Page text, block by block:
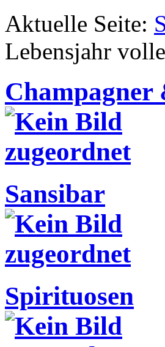
Aktuelle Seite:
Lebensjahr
Champagner
Sansibar
Spirituosen